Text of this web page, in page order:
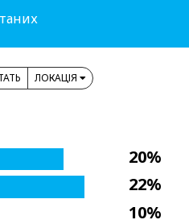
ЛОКАЦІЯ
20%
22%
10%